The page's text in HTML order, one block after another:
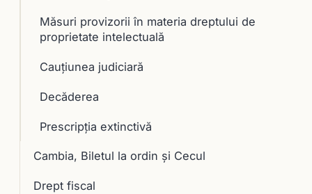
Măsuri provizorii în materia dreptului de
proprietate intelectuală
Cauţiunea judiciară
Decăderea
Prescripţia extinctivă
Cambia, Biletul la ordin și Cecul
Drept fiscal